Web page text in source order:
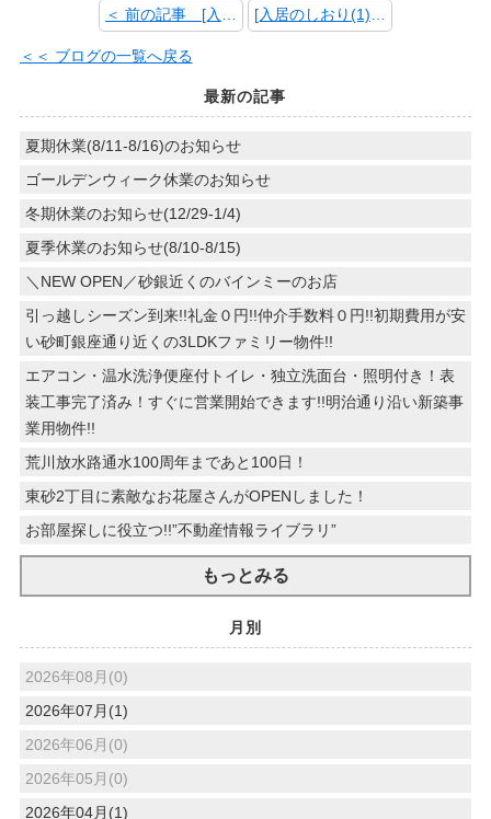
＜＜ ブログの一覧へ戻る
最新の記事
夏期休業(8/11-8/16)のお知らせ
ゴールデンウィーク休業のお知らせ
冬期休業のお知らせ(12/29-1/4)
夏季休業のお知らせ(8/10-8/15)
＼NEW OPEN／砂銀近くのバインミーのお店
引っ越しシーズン到来!!礼金０円!!仲介手数料０円!!初期費用が安
い砂町銀座通り近くの3LDKファミリー物件!!
エアコン・温水洗浄便座付トイレ・独立洗面台・照明付き！表
装工事完了済み！すぐに営業開始できます!!明治通り沿い新築事
業用物件!!
荒川放水路通水100周年まであと100日！
東砂2丁目に素敵なお花屋さんがOPENしました！
お部屋探しに役立つ!!”不動産情報ライブラリ”
もっとみる
月別
2026年08月(0)
2026年07月(1)
2026年06月(0)
2026年05月(0)
2026年04月(1)